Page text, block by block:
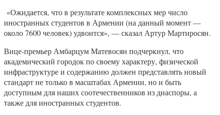
«Ожидается, что в результате комплексных мер число
иностранных студентов в Армении (на данный момент —
около 7600 человек) удвоится», — сказал Артур Мартиросян.
Вице-премьер Амбарцум Матевосян подчеркнул, что
академический городок по своему характеру, физической
инфраструктуре и содержанию должен представлять новый
стандарт не только в масштабах Армении, но и быть
доступным для наших соотечественников из диаспоры, а
также для иностранных студентов.